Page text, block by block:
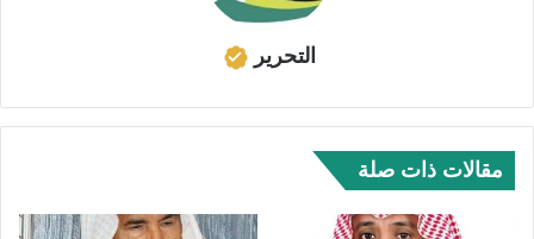
التحرير
مقالات ذات صلة